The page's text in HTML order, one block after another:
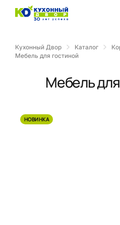
Кухонный Двор Каталог
Мебель для гостиной
Мебель
НОВИНКА